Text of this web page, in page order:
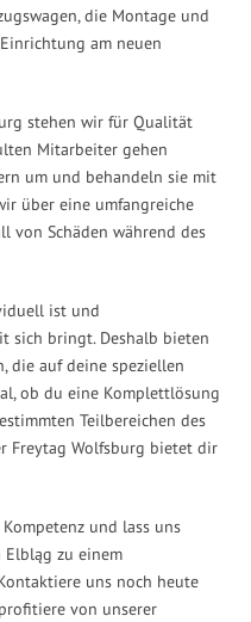
die Montage und
am neuen
stehen wir für Qualität
Mitarbeiter gehen
um und behandeln sie mit
über eine umfangreiche
von Schäden während des
ist und
sich bringt. Deshalb bieten
die auf deine speziellen
ob du eine Komplettlösung
Teilbereichen des
Freytag Wolfsburg bietet dir
und lass uns
Elbląg zu einem
uns noch heute
von unserer